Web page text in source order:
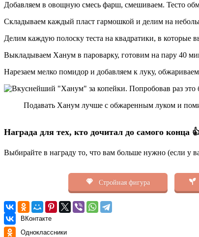
Добавляем в овощную смесь фарш, смешиваем. Тесто
Складываем каждый пласт гармошкой и делим на
Делим каждую полоску теста на квадратики, в которые
Выкладываем Ханум в пароварку, готовим на пару 40
Нарезаем мелко помидор и добавляем к луку,
Подавать Ханум лучше с обжаренным луком и
Награда для тех, кто дочитал до самого конца
Выбирайте в награду то, что вам больше нужно (если у
Стройная фигура
ВКонтакте
Одноклассники